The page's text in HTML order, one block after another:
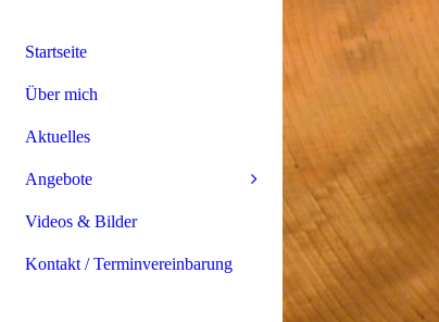
Startseite
Über mich
Aktuelles
Angebote
Videos & Bilder
Kontakt / Terminvereinbarung